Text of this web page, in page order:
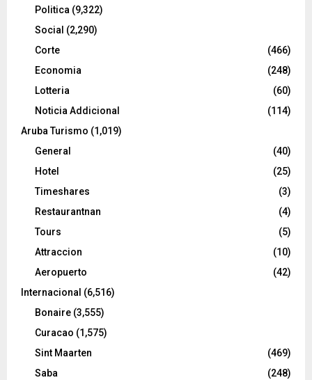
Politica (9,322)
Social (2,290)
Corte
(466)
Economia
(248)
Lotteria
(60)
Noticia Addicional
(114)
Aruba Turismo (1,019)
General
(40)
Hotel
(25)
Timeshares
(3)
Restaurantnan
(4)
Tours
(5)
Attraccion
(10)
Aeropuerto
(42)
Internacional (6,516)
Bonaire (3,555)
Curacao (1,575)
Sint Maarten
(469)
Saba
(248)